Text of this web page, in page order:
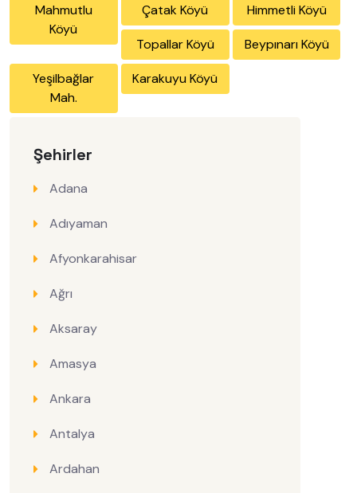
Şehirler
Adana
Adıyaman
Afyonkarahisar
Ağrı
Aksaray
Amasya
Ankara
Antalya
Ardahan
Mahmutlu
Köyü
Çatak Köyü Himmetli Köyü
Topallar Köyü Beypınarı Köyü
Yeşilbağlar
Mah.
Karakuyu Köyü